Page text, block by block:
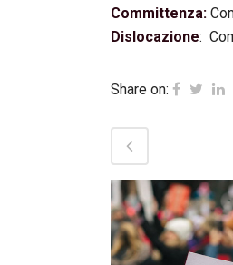
Committenza:
Dislocazione:
Share on: